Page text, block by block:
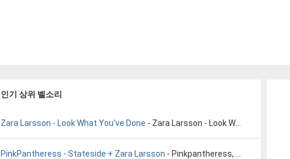
인기 상위 벨소리
Zara Larsson - Look What You've Done - Zara Larsson - Look What You've Done
PinkPantheress - Stateside + Zara Larsson - Pinkpantheress, Zara Larsson